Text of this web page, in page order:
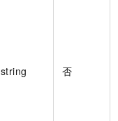
string 否